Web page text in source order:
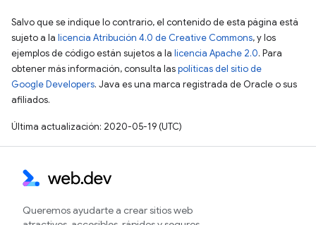
Salvo que se indique lo contrario, el contenido de esta página está
sujeto a la licencia Atribución 4.0 de Creative Commons, y los
ejemplos de código están sujetos a la licencia Apache 2.0. Para
obtener más información, consulta laspolíticas del sitio de
Google Developers. Java es una marca registrada de Oracle o sus
afiliados.
Última actualización: 2020-05-19 (UTC)
Queremos ayudarte a crear sitios web